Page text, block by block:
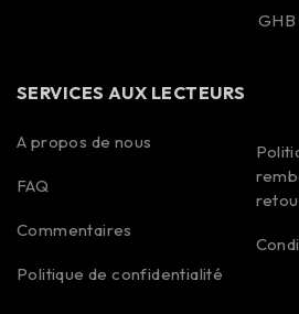
GHB
SERVICES AUX LECTEURS
A propos de nous
FAQ
Commentaires
Politique de confidentialité